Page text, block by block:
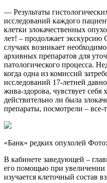
— Результаты
исследований каждого
клетки злокачественных
лет! – продолжает экскурсию
случаях возникает
архивных препаратов для
патологического процесса.
когда одна из комиссий
исследований 17-летней
жива-здорова, чувствует себя
действительно ли была
препараты, посмотрели – все-
«Банк» редких опухолей
В кабинете заведующей –
его помощью при увеличении
изучается клеточный состав